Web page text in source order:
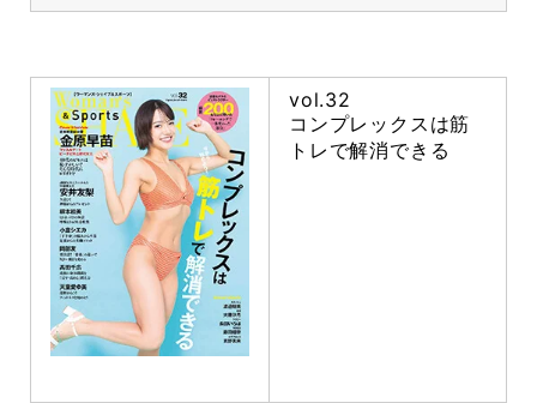
vol.32
コンプレックスは筋
トレで解消できる